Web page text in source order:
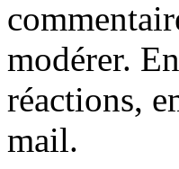
modérer.
réactions,
mail.